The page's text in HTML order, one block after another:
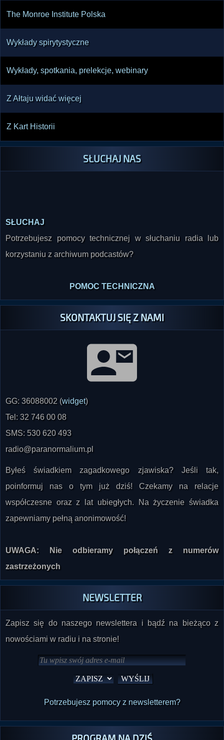
The Monroe Institute Polska
Wykłady spirytystyczne
Wykłady, spotkania, prelekcje, webinary
Z Ałtaju widać więcej
Z Kart Historii
SŁUCHAJ NAS
SŁUCHAJ
Potrzebujesz pomocy technicznej w słuchaniu radia lub
korzystaniu z archiwum podcastów?
POMOC TECHNICZNA
SKONTAKTUJ SIĘ Z NAMI
GG: 36088002 (widget)
Tel: 32 746 00 08
SMS: 530 620 493
radio@paranormalium.pl
Byłeś świadkiem zagadkowego zjawiska? Jeśli tak,
poinformuj nas o tym już dziś! Czekamy na relacje
współczesne oraz z lat ubiegłych. Na życzenie świadka
zapewniamy pełną anonimowość!
UWAGA: Nie odbieramy połączeń z numerów
zastrzeżonych
NEWSLETTER
Zapisz się do naszego newslettera i bądź na bieżąco z
nowościami w radiu i na stronie!
Potrzebujesz pomocy z newsletterem?